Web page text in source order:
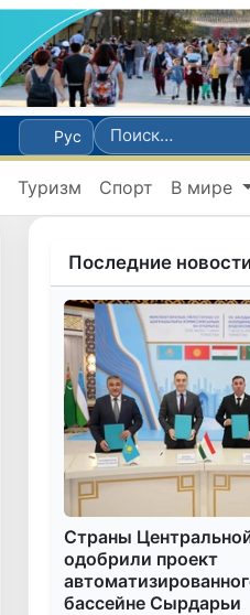
Рус
Туризм Спорт В мире
Последние новости
Страны
одобрили проект
бассейне Сырдарьи